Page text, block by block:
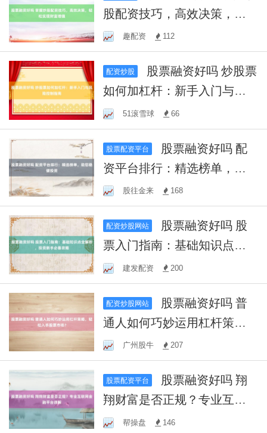
股配资技巧，高效决策，轻
松实现财富增值
趣配资 112
配资炒股
如何加杠杆：新手入门与风
险控制指南
51滚雪球 66
股票配资平台
资平台排行：精选榜单，助
您稳健投资
股往金来 168
配资炒股网站
票入门指南：基础知识点全
解析，投资新手必备攻略
建发配资 200
配资炒股网站
通人如何巧妙运用杠杆策
略，轻松入手股票市场？
广州股牛 207
股票配资平台
翔财富是否正规？专业互联
网金融平台详解
帮操盘 146